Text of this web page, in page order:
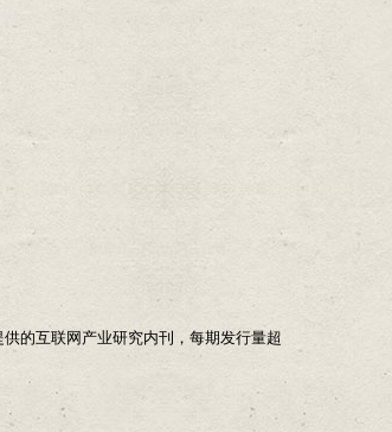
的互联网产业研究内刊，每期发行量超